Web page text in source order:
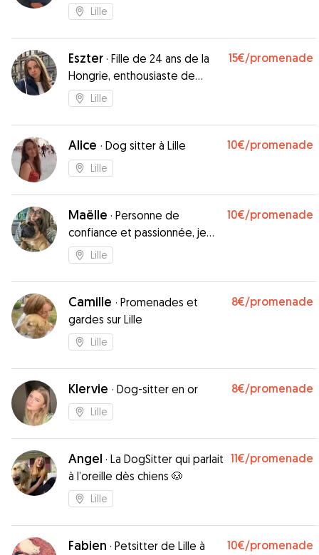
comportement canin
Lille
Eszter · Fille de 24 ans de la
Hongrie, enthousiaste de
rencontrer votre chien !
15€/promenade
Lille
Alice · Dog sitter à Lille 10€/promenade
Lille
Maëlle · Personne de
confiance et passionnée, je
prends soin de vos animaux
comme s’ils étaient les miens
!”
10€/promenade
Lille
Camille · Promenades et
gardes sur Lille
8€/promenade
Lille
Klervie · Dog-sitter en or 8€/promenade
Lille
Angel · La DogSitter qui parlait
à l’oreille dès chiens 🐶
11€/promenade
Lille
Fabien · Petsitter de Lille à
10€/promenade